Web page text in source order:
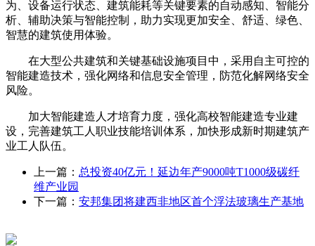
为、设备运行状态、建筑能耗等关键要素的自动感知、智能分
析、辅助决策与智能控制，助力实现更加安全、舒适、绿色、
智慧的建筑使用体验。
在大型公共建筑和关键基础设施项目中，采用自主可控的
智能建造技术，强化网络和信息安全管理，防范化解网络安全
风险。
加大智能建造人才培育力度，强化高校智能建造专业建
设，完善建筑工人职业技能培训体系，加快形成新时期建筑产
业工人队伍。
上一篇： 总投资40亿元！延边年产9000吨T1000级碳纤
维产业园
下一篇： 安邦集团将建西非地区首个浮法玻璃生产基地